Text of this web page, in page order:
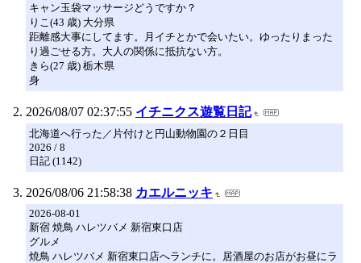
キャン玉袋マッサージどうですか？
りこ(43 歳) 大分県
距離感大事にしてます。月イチとかで会いたい。ゆったりまった
り過ごせる方。大人の関係に抵抗ない方。
きら(27 歳) 栃木県
身
2026/08/07 02:37:55 イチニクス遊覧日記
北海道へ行った／片付けと円山動物園の２日目
2026 / 8
日記 (1142)
2026/08/06 21:58:38 カエルニッキ
2026-08-01
新宿 焼鳥 ハレツバメ 新宿東口店
グルメ
焼鳥 ハレツバメ 新宿東口店へランチに。居酒屋のお店がお昼にラ